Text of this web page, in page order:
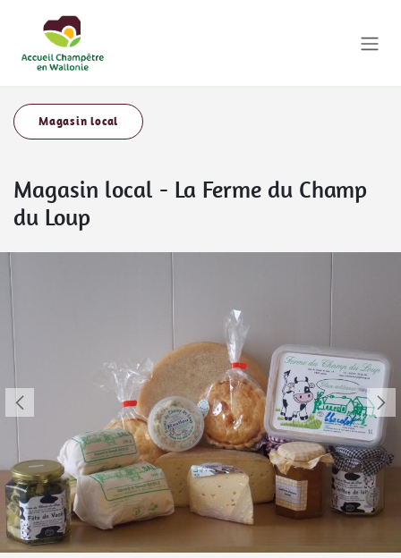
Magasin local
Magasin local - La Ferme du Champ
du Loup